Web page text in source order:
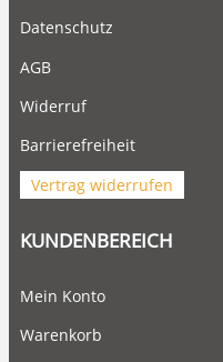
Datenschutz
AGB
Widerruf
Barrierefreiheit
Vertrag widerrufen
KUNDENBEREICH
Mein Konto
Warenkorb